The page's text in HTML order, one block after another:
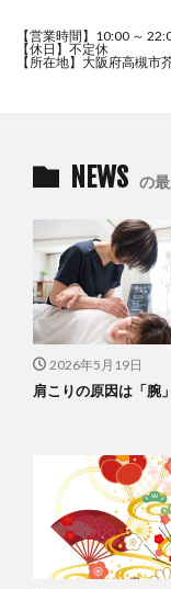
【営業時間】10:00 ～
【休日】不定休
【所在地】大阪府高槻
NEWS の
2026年5月19日
肩こりの原因は「腕